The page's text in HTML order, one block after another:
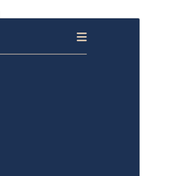
oferece actualizações ou
Ver suporte